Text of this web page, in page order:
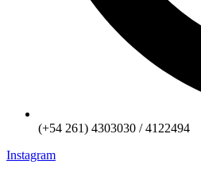
(+54 261) 4303030 / 4122494
Instagram